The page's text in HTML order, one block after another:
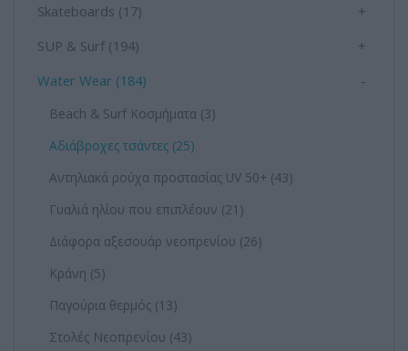
Skateboards (17)
+
SUP & Surf (194)
+
Water Wear (184)
-
Beach & Surf Κοσμήματα (3)
Αδιάβροχες τσάντες (25)
Αντηλιακά ρούχα προστασίας UV 50+ (43)
Γυαλιά ηλίου που επιπλέουν (21)
Διάφορα αξεσουάρ νεοπρενίου (26)
Κράνη (5)
Παγούρια θερμός (13)
Στολές Νεοπρενίου (43)